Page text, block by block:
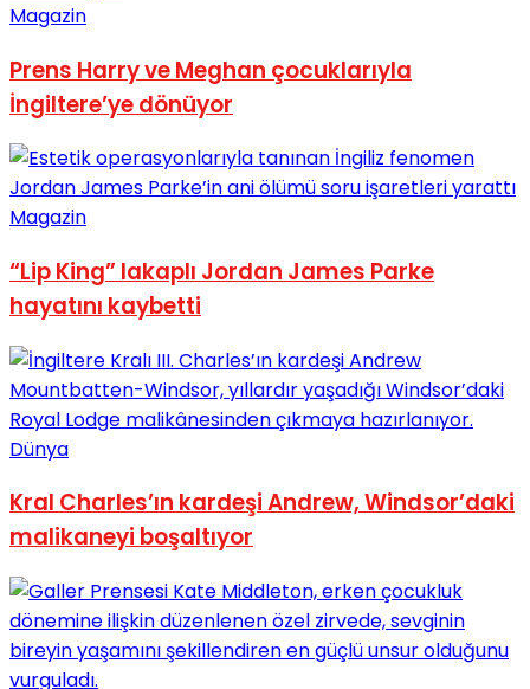
Magazin
Prens Harry ve Meghan çocuklarıyla
İngiltere’ye dönüyor
Magazin
“Lip King” lakaplı Jordan James Parke
hayatını kaybetti
Dünya
Kral Charles’ın kardeşi Andrew, Windsor’daki
malikaneyi boşaltıyor